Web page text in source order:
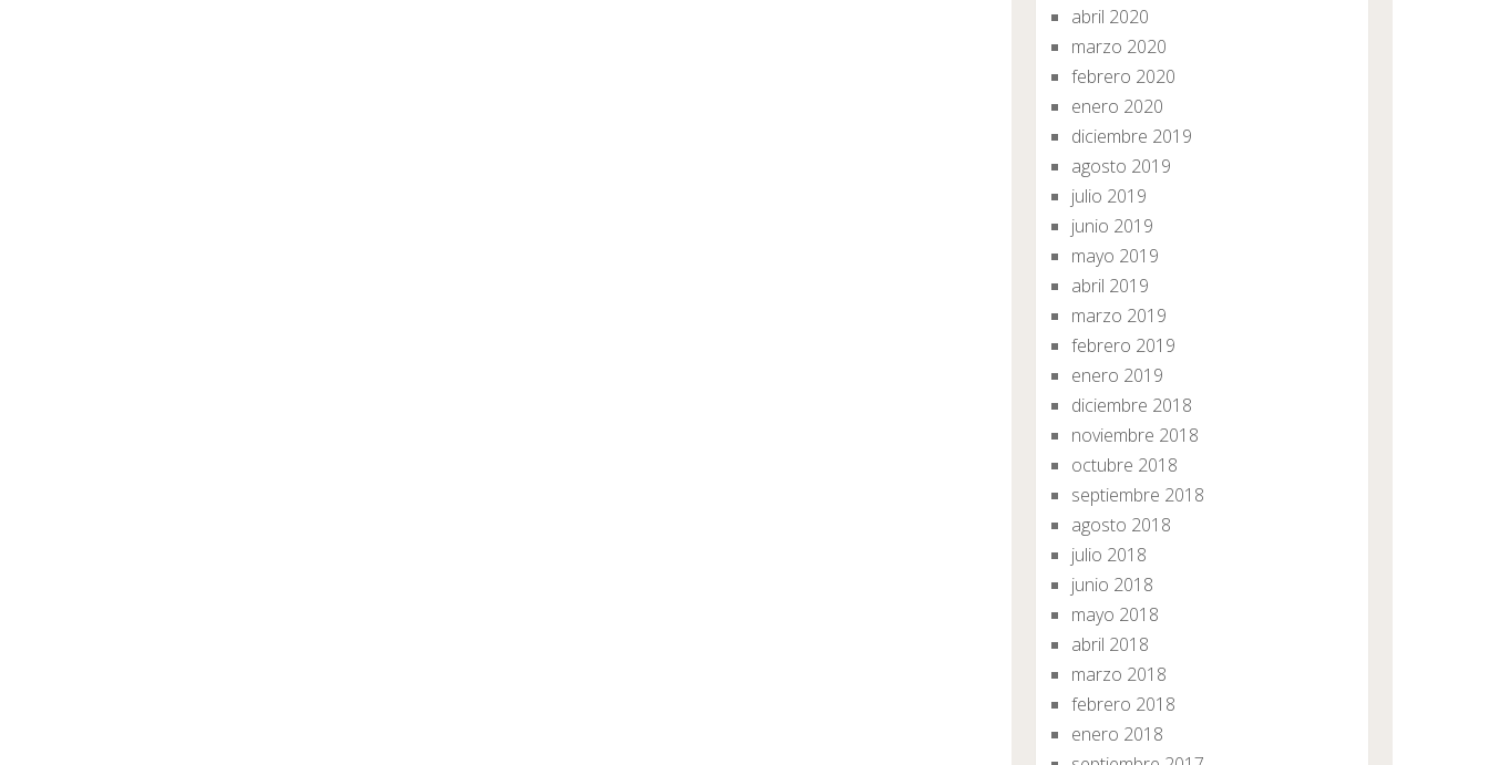
abril 2020
marzo 2020
febrero 2020
enero 2020
diciembre 2019
agosto 2019
julio 2019
junio 2019
mayo 2019
abril 2019
marzo 2019
febrero 2019
enero 2019
diciembre 2018
noviembre 2018
octubre 2018
septiembre 2018
agosto 2018
julio 2018
junio 2018
mayo 2018
abril 2018
marzo 2018
febrero 2018
enero 2018